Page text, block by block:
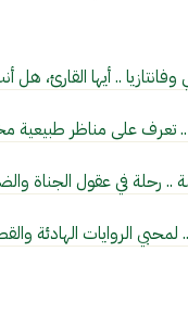
.. أيها القارئ،
على مناظر طبيعية
رحلة في عقول الجناة
الروايات الهادئة